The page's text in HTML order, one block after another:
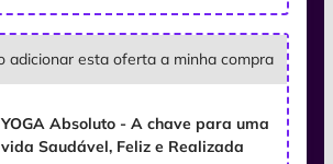
adicionar esta oferta a minha compra
YOGA Absoluto - A chave para uma
vida Saudável, Feliz e Realizada